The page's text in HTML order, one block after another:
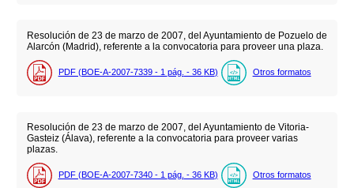
Resolución de 23 de marzo de 2007, del Ayuntamiento de Pozuelo de
Alarcón (Madrid), referente a la convocatoria para proveer una plaza.
PDF (BOE-A-2007-7339 - 1 pág. - 36 KB) Otros formatos
Resolución de 23 de marzo de 2007, del Ayuntamiento de Vitoria-
Gasteiz (Álava), referente a la convocatoria para proveer varias
plazas.
PDF (BOE-A-2007-7340 - 1 pág. - 36 KB) Otros formatos